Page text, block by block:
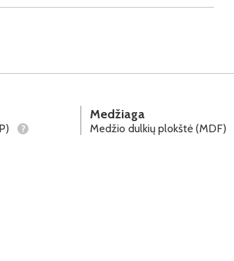
?
Medžiaga
Medžio dulkių plokštė (MDF)